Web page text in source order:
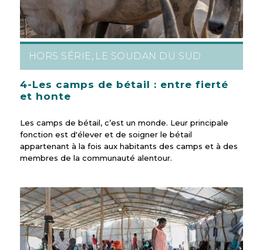
HORS SÉRIE , LE SOUDAN DU SUD
4-Les camps de bétail : entre fierté
et honte
Les camps de bétail, c’est un monde. Leur principale
fonction est d'élever et de soigner le bétail
appartenant à la fois aux habitants des camps et à des
membres de la communauté alentour.